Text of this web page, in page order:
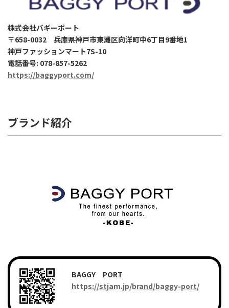
株式会社バギーポート
〒658-0032 兵庫県神戸市東灘区向洋町中6丁目9番地1
神戸ファッションマート7S-10
電話番号: 078-857-5262
https://baggyport.com/
ブランド紹介
BAGGY PORT
https://stjam.jp/brand/baggy-port/